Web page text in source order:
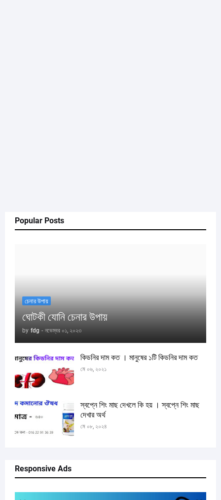
Popular Posts
চেনার উপায়
ঘোটকী যোনি চেনার উপায়
by fdg - নভেম্বর ০১, ২০২৩
কিডনির দাম কত । মানুষের ১টি কিডনির দাম কত
মে ০৬, ২০২১
স্বপ্নে শিং মাছ দেখলে কি হয় । স্বপ্নে শিং মাছ
দেখার অর্থ
মে ০৮, ২০২৪
Responsive Ads